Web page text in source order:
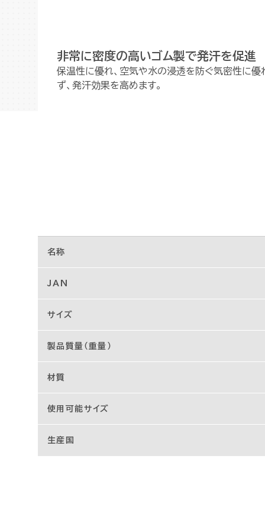
非常に密度の高いゴム製で発汗を促進
保温性に優れ、空気や水の浸透を防ぐ気密性に
ず、発汗効果を高めます。
名称
JAN
サイズ
製品質量（重量）
材質
使用可能サイズ
生産国